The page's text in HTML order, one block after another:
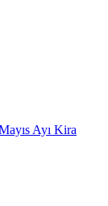
Ayı Kira